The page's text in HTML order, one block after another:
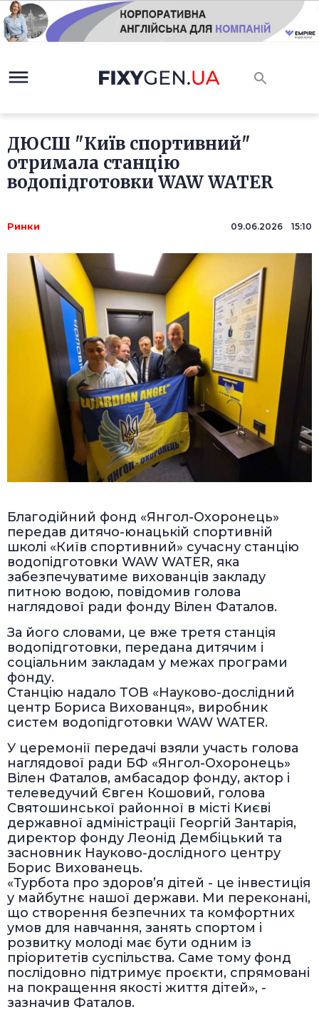
ДЮСШ "Київ спортивний"
отримала станцію
водопідготовки WAW WATER
Ринки 09.06.2026 15:10
Благодійний фонд «Янгол-Охоронець»
передав дитячо-юнацькій спортивній
школі «Київ спортивний» сучасну станцію
водопідготовки WAW WATER, яка
забезпечуватиме вихованців закладу
питною водою, повідомив голова
наглядової ради фонду Вілен Фаталов.
За його словами, це вже третя станція
водопідготовки, передана дитячим і
соціальним закладам у межах програми
фонду.
Станцію надало ТОВ «Науково-дослідний
центр Бориса Вихованця», виробник
систем водопідготовки WAW WATER.
У церемонії передачі взяли участь голова
наглядової ради БФ «Янгол-Охоронець»
Вілен Фаталов, амбасадор фонду, актор і
телеведучий Євген Кошовий, голова
Святошинської районної в місті Києві
державної адміністрації Георгій Зантарія,
директор фонду Леонід Дембіцький та
засновник Науково-дослідного центру
Борис Вихованець.
«Турбота про здоров’я дітей - це інвестиція
у майбутнє нашої держави. Ми переконані,
що створення безпечних та комфортних
умов для навчання, занять спортом і
розвитку молоді має бути одним із
пріоритетів суспільства. Саме тому фонд
послідовно підтримує проєкти, спрямовані
на покращення якості життя дітей», -
зазначив Фаталов.